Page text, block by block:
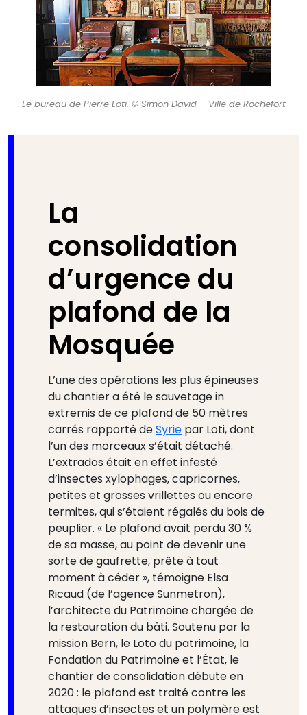
Le bureau de Pierre Loti. © Simon David – Ville de Rochefort
La
consolidation
d’urgence du
plafond de la
Mosquée
L’une des opérations les plus épineuses
du chantier a été le sauvetage in
extremis de ce plafond de 50 mètres
carrés rapporté deSyrie par Loti, dont
l’un des morceaux s’était détaché.
L’extrados était en effet infesté
d’insectes xylophages, capricornes,
petites et grosses vrillettes ou encore
termites, qui s’étaient régalés du bois de
peuplier. « Le plafond avait perdu 30 %
de sa masse, au point de devenir une
sorte de gaufrette, prête à tout
moment à céder », témoigne Elsa
Ricaud (de l’agence Sunmetron),
l’architecte du Patrimoine chargée de
la restauration du bâti. Soutenu par la
mission Bern, le Loto du patrimoine, la
Fondation du Patrimoine et l’État, le
chantier de consolidation débute en
2020 : le plafond est traité contre les
attaques d’insectes et un polymère est